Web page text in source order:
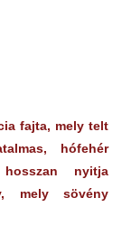
fajta, mely telt
hófehér
nyitja
mely sövény